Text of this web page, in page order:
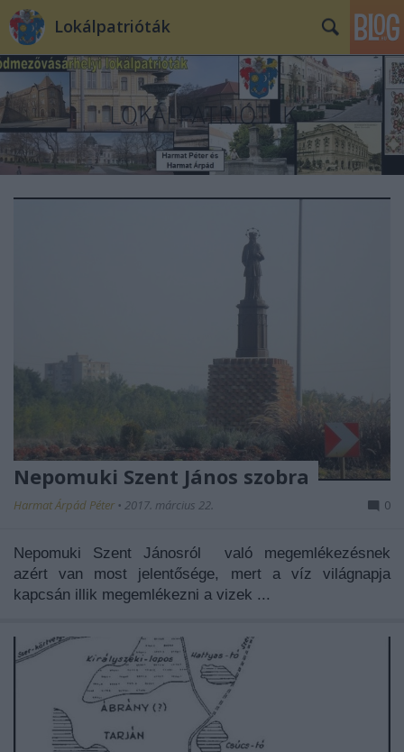
Lokálpatrióták
Nepomuki Szent János szobra
Harmat Árpád Péter • 2017. március 22. 0
Nepomuki Szent Jánosról való megemlékezésnek
azért van most jelentősége, mert a víz világnapja
kapcsán illik megemlékezni a vizek ...